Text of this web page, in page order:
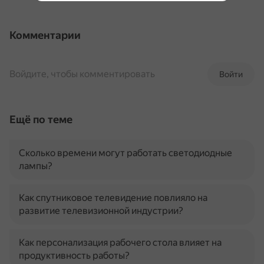
Комментарии
Войти
Войдите, чтобы комментировать
Ещё по теме
Сколько времени могут работать светодиодные
лампы?
Как спутниковое телевидение повлияло на
развитие телевизионной индустрии?
Как персонализация рабочего стола влияет на
продуктивность работы?